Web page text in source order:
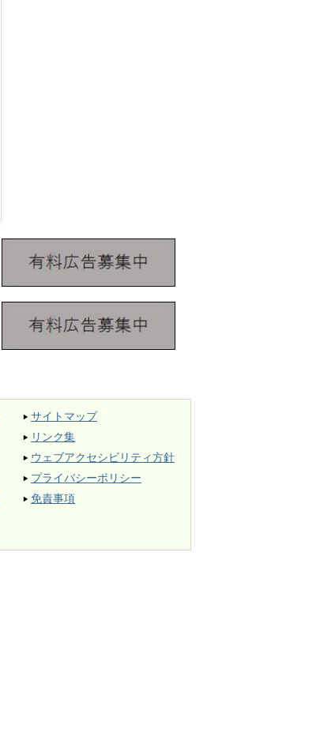
サイトマップ
リンク集
ウェブアクセシビリティ方針
プライバシーポリシー
免責事項